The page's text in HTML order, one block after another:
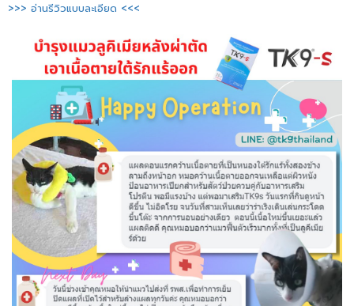
>>> อ่านรีวิวแบบละเอียด <<<